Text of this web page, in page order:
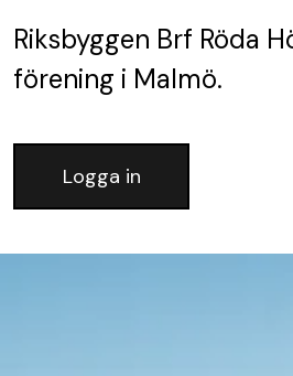
Riksbyggen Brf Röda
förening i Malmö.
Logga in